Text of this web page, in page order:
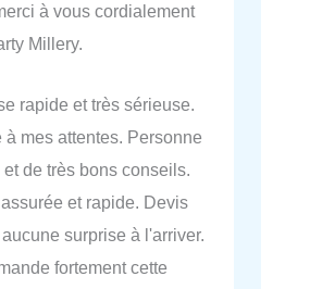
à vous cordialement
Millery.
rapide et très sérieuse.
à mes attentes. Personne
de très bons conseils.
et rapide. Devis
surprise à l'arriver.
fortement cette